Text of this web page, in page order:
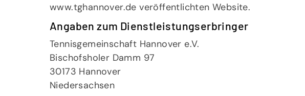
www.tghannover.de veröffentlichten Website.
Angaben zum Dienstleistungserbringer
Tennisgemeinschaft Hannover e.V.
Bischofsholer Damm 97
30173 Hannover
Niedersachsen